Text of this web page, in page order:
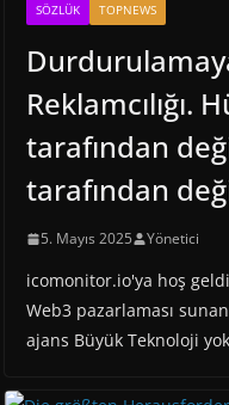
SÖZLÜK TOPNEWS
Reklamcılığı.
tarafından
tarafından
5. Mayıs 2025 Yönetici
icomonitor.io'ya hoş
Web3 pazarlaması
ajans Büyük Teknoloji